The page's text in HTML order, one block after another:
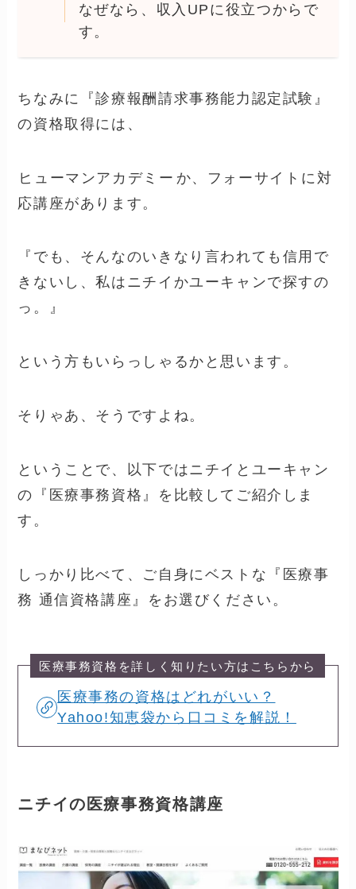
なぜなら、収入UPに役立つからで
す。
ちなみに『診療報酬請求事務能力認定試験』
の資格取得には、
ヒューマンアカデミー か、フォーサイト に対
応講座があります。
『でも、そんなのいきなり言われても信用で
きないし、私はニチイかユーキャンで探すの
っ。』
という方もいらっしゃるかと思います。
そりゃあ、そうですよね。
ということで、以下ではニチイとユーキャン
の『医療事務資格』を比較してご紹介しま
す。
しっかり比べて、ご自身にベストな『医療事
務 通信資格講座』をお選びください。
医療事務資格を詳しく知りたい方はこちらから
医療事務の資格はどれがいい？
Yahoo!知恵袋から口コミを解説！
ニチイの医療事務資格講座